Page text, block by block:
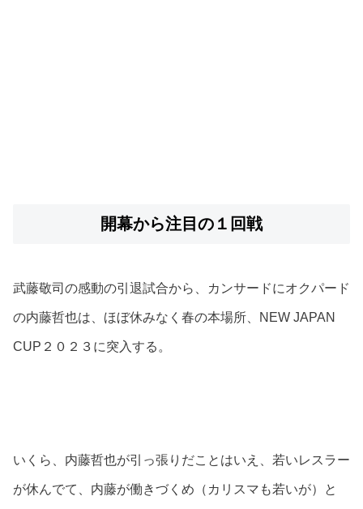
開幕から注目の１回戦
武藤敬司の感動の引退試合から、カンサードにオクパード
の内藤哲也は、ほぼ休みなく春の本場所、NEW JAPAN
CUP２０２３に突入する。
いくら、内藤哲也が引っ張りだことはいえ、若いレスラー
が休んでて、内藤が働きづくめ（カリスマも若いが）と